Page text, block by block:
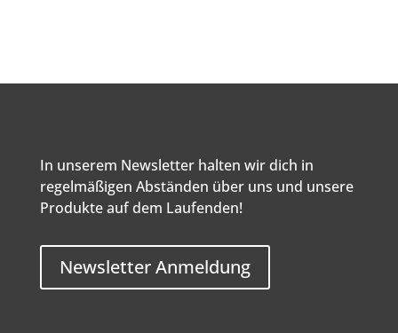
In unserem Newsletter halten wir dich in
regelmäßigen Abständen über uns und unsere
Produkte auf dem Laufenden!
Newsletter Anmeldung